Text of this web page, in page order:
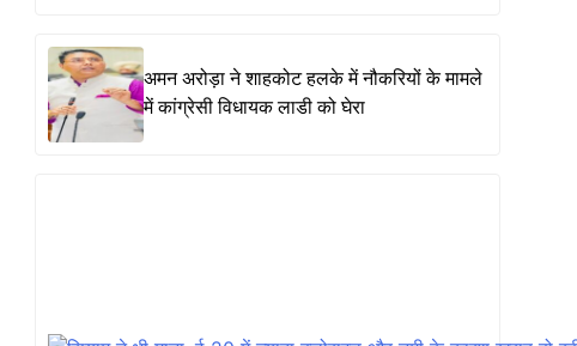
अमन अरोड़ा ने शाहकोट हलके में नौकरियों के मामले
में कांग्रेसी विधायक लाडी को घेरा